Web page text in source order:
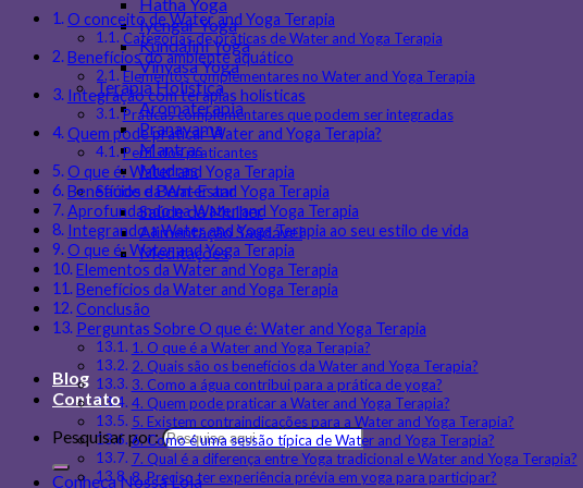
Iyengar Yoga
Kundalini Yoga
Vinyasa Yoga
Terapia Holística
Aromaterapia
Pranayama
Mantras
Mudras
Saúde e Bem-Estar
Saúde da Mulher
Alimentação Saudável
Meditações
Blog
Contato
Pesquisar por:
Conheça Nossa Loja
O conceito de Water and Yoga Terapia
Categorias de práticas de Water and Yoga Terapia
Benefícios do ambiente aquático
Elementos complementares no Water and Yoga Terapia
Integração com terapias holísticas
Práticas complementares que podem ser integradas
Quem pode praticar Water and Yoga Terapia?
Perfil dos praticantes
O que é: Water and Yoga Terapia
Benefícios da Water and Yoga Terapia
Aprofundando na Water and Yoga Terapia
Integrando a Water and Yoga Terapia ao seu estilo de vida
O que é: Water and Yoga Terapia
Elementos da Water and Yoga Terapia
Benefícios da Water and Yoga Terapia
Conclusão
Perguntas Sobre O que é: Water and Yoga Terapia
1. O que é a Water and Yoga Terapia?
2. Quais são os benefícios da Water and Yoga Terapia?
3. Como a água contribui para a prática de yoga?
4. Quem pode praticar a Water and Yoga Terapia?
5. Existem contraindicações para a Water and Yoga Terapia?
6. Como é uma sessão típica de Water and Yoga Terapia?
7. Qual é a diferença entre Yoga tradicional e Water and Yoga Terapia?
8. Preciso ter experiência prévia em yoga para participar?